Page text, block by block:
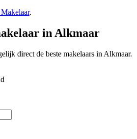
.
in Alkmaar
direct de beste makelaars in Alkmaar.